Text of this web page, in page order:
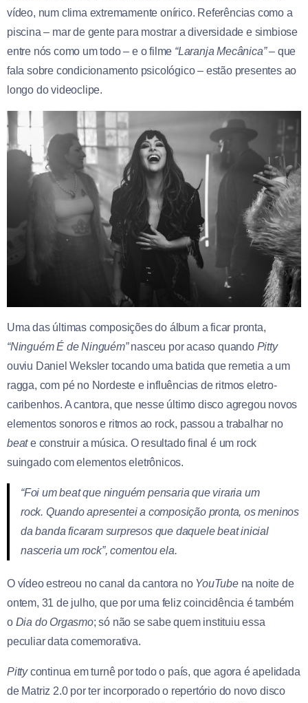
vídeo, num clima extremamente onírico. Referências como a
piscina – mar de gente para mostrar a diversidade e simbiose
entre nós como um todo – e o filme “Laranja Mecânica”– que
fala sobre condicionamento psicológico – estão presentes ao
longo do videoclipe.
Uma das últimas composições do álbum a ficar pronta,
“Ninguém É de Ninguém”nasceu por acaso quandoPitty
ouviu Daniel Weksler tocando uma batida que remetia a um
ragga, com pé no Nordeste e influências de ritmos eletro-
caribenhos. A cantora, que nesse último disco agregou novos
elementos sonoros e ritmos ao rock, passou a trabalhar no
beate construir a música. O resultado final é um rock
suingado com elementos eletrônicos.
“Foi um beat que ninguém pensaria que viraria um
rock. Quando apresentei a composição pronta, os meninos
da banda ficaram surpresos que daquele beat inicial
nasceria um rock”, comentou ela.
O vídeo estreou no canal da cantora no YouTubena noite de
ontem, 31 de julho, que por uma feliz coincidência é também
o Dia do Orgasmo; só não se sabe quem instituiu essa
peculiar data comemorativa.
Pittycontinua em turnê por todo o país, que agora é apelidada
de Matriz 2.0 por ter incorporado o repertório do novo disco